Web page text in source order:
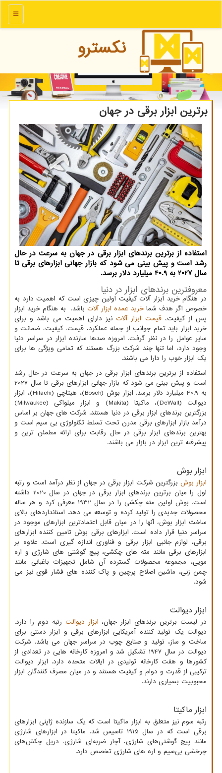
منو
نكسترو
برترین ابزار برقی در جهان
استفاده از برترین برندهای ابزار برقی در جهان به سرعت در حال
رشد است و پیش بینی می شود که بازار جهانی ابزارهای برقی تا
سال 2027 به 40.9 میلیارد دلار برسد.
معروفترین برندهای ابزار در دنیا
در هنگام خرید ابزار آلات کیفیت اولین چیزی است که اهمیت دارد به
خصوص اگر هدف شما خرید عمده ابزار آلات باشد. به هنگام خرید ابزار
پس از کیفیت،قیمت ابزار آلات نیز دارای اهمیت می باشد و برای
خرید ابزار باید تمام جوانب از جمله عملکرد، قیمت، کیفیت، ضمانت و
سایر عوامل را در نظر گرفت. امروزه صدها سازنده ابزار در سراسر دنیا
وجود دارد، اما تنها چند شرکت بزرگ هستند که تمامی ویژگی ها برای
یک ابزار خوب را دارا می باشند.
استفاده از برترین برندهای ابزار برقی در جهان به سرعت در حال رشد
است و پیش بینی می شود که بازار جهانی ابزارهای برقی تا سال 2027
به 40.9 میلیارد دلار برسد. ابزار بوش (
Bosch)، هیتاچی (Hitachi)، ابزار
دیوالت (DeWalt)، ماکیتا (Makita) و ابزار میلواکی (Milwaukee
)
بزرگترین برندهای ابزار برقی در دنیا هستند. شرکت های جهان بر اساس
درآمد بازار ابزارهای برقی مدرن تحت تسلط تکنولوژی بی سیم است و
بهترین برندهای ابزار برقی در حال رقابت برای ارائه مطمئن ترین و
پیشرفته ترین ابزار در بازار می باشند.
ابزار بوش
ابزار بوش بزرگترین شرکت ابزار برقی در جهان از نظر درآمد است و رتبه
اول را میان برترین برندهای ابزار برقی در جهان در سال 2020 داشته
است. بوش اولین مته چکشی را در سال 1932 معرفی کرد و هر ساله
محصولات جدیدی را تولید کرده و توسعه می دهد. استانداردهای بالای
ساخت ابزار بوش، آنها را در میان قابل اعتمادترین ابزارهای موجود در
سراسر دنیا قرار داده است. ابزارهای برقی بوش تامین کننده ابزارهای
برقی، لوازم جانبی ابزار برقی و فناوری اندازه گیری است. علاوه بر
ابزارهای برقی مانند مته های چکشی، پیچ گوشتی های شارژی و اره
مویی، مجموعه محصولات گسترده آن شامل تجهیزات باغبانی مانند
چمن زنی، ماشین اصلاح پرچین و پاک کننده های فشار قوی نیز می
شود.
ابزار دیوالت
در لیست برترین برندهای ابزار جهان، ابزار دیوالت رتبه دوم را دارد.
دیوالت یک تولید کننده آمریکایی ابزارهای برقی و ابزار دستی برای
ساخت و ساز، تولید و صنایع چوب در سراسر جهان می باشد. شرکت
دیوالت در سال 1947 تشکیل شد و امروزه کارخانه هایی در تعدادی از
کشورها و هفت کارخانه تولیدی در ایالات متحده دارد. ابزار دیوالت
ترکیبی از قدرت و دوام و کیفیت هستند و در میان مصرف کنندگان ابزار
محبوبیت بسیاری دارند.
ابزار ماکیتا
رتبه سوم نیز متعلق به ابزار ماکیتا است که یک سازنده ژاپنی ابزارهای
برقی است که در سال 1915 تاسیس شد. ماکیتا در ابزارهای شارژی
مانند پیچ ​​گوشتی‌های شارژی، آچار ضربه‌ای شارژی، دریل چکش‌های
چرخشی بی‌سیم و اره ‌های شارژی تخصص دارد.